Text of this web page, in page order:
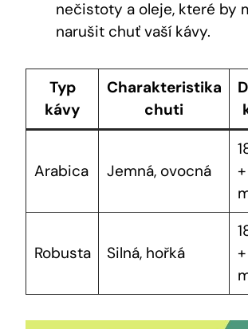
nečistoty a oleje, které by
narušit chuť vaší kávy.
Typ
kávy
Charakteristika
chuti
Arabica Jemná, ovocná
Robusta Silná, hořká